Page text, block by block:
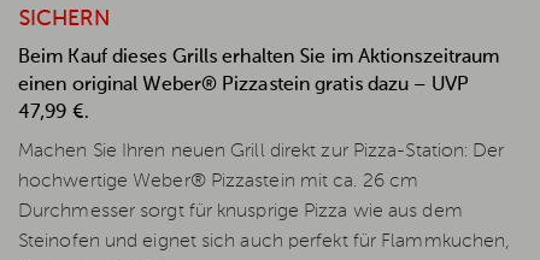
SICHERN
Beim Kauf dieses Grills erhalten Sie im Aktionszeitraum
einen original Weber® Pizzastein gratis dazu – UVP
47,99 €.
Machen Sie Ihren neuen Grill direkt zur Pizza-Station: Der
hochwertige Weber® Pizzastein mit ca. 26 cm
Durchmesser sorgt für knusprige Pizza wie aus dem
Steinofen und eignet sich auch perfekt für Flammkuchen,